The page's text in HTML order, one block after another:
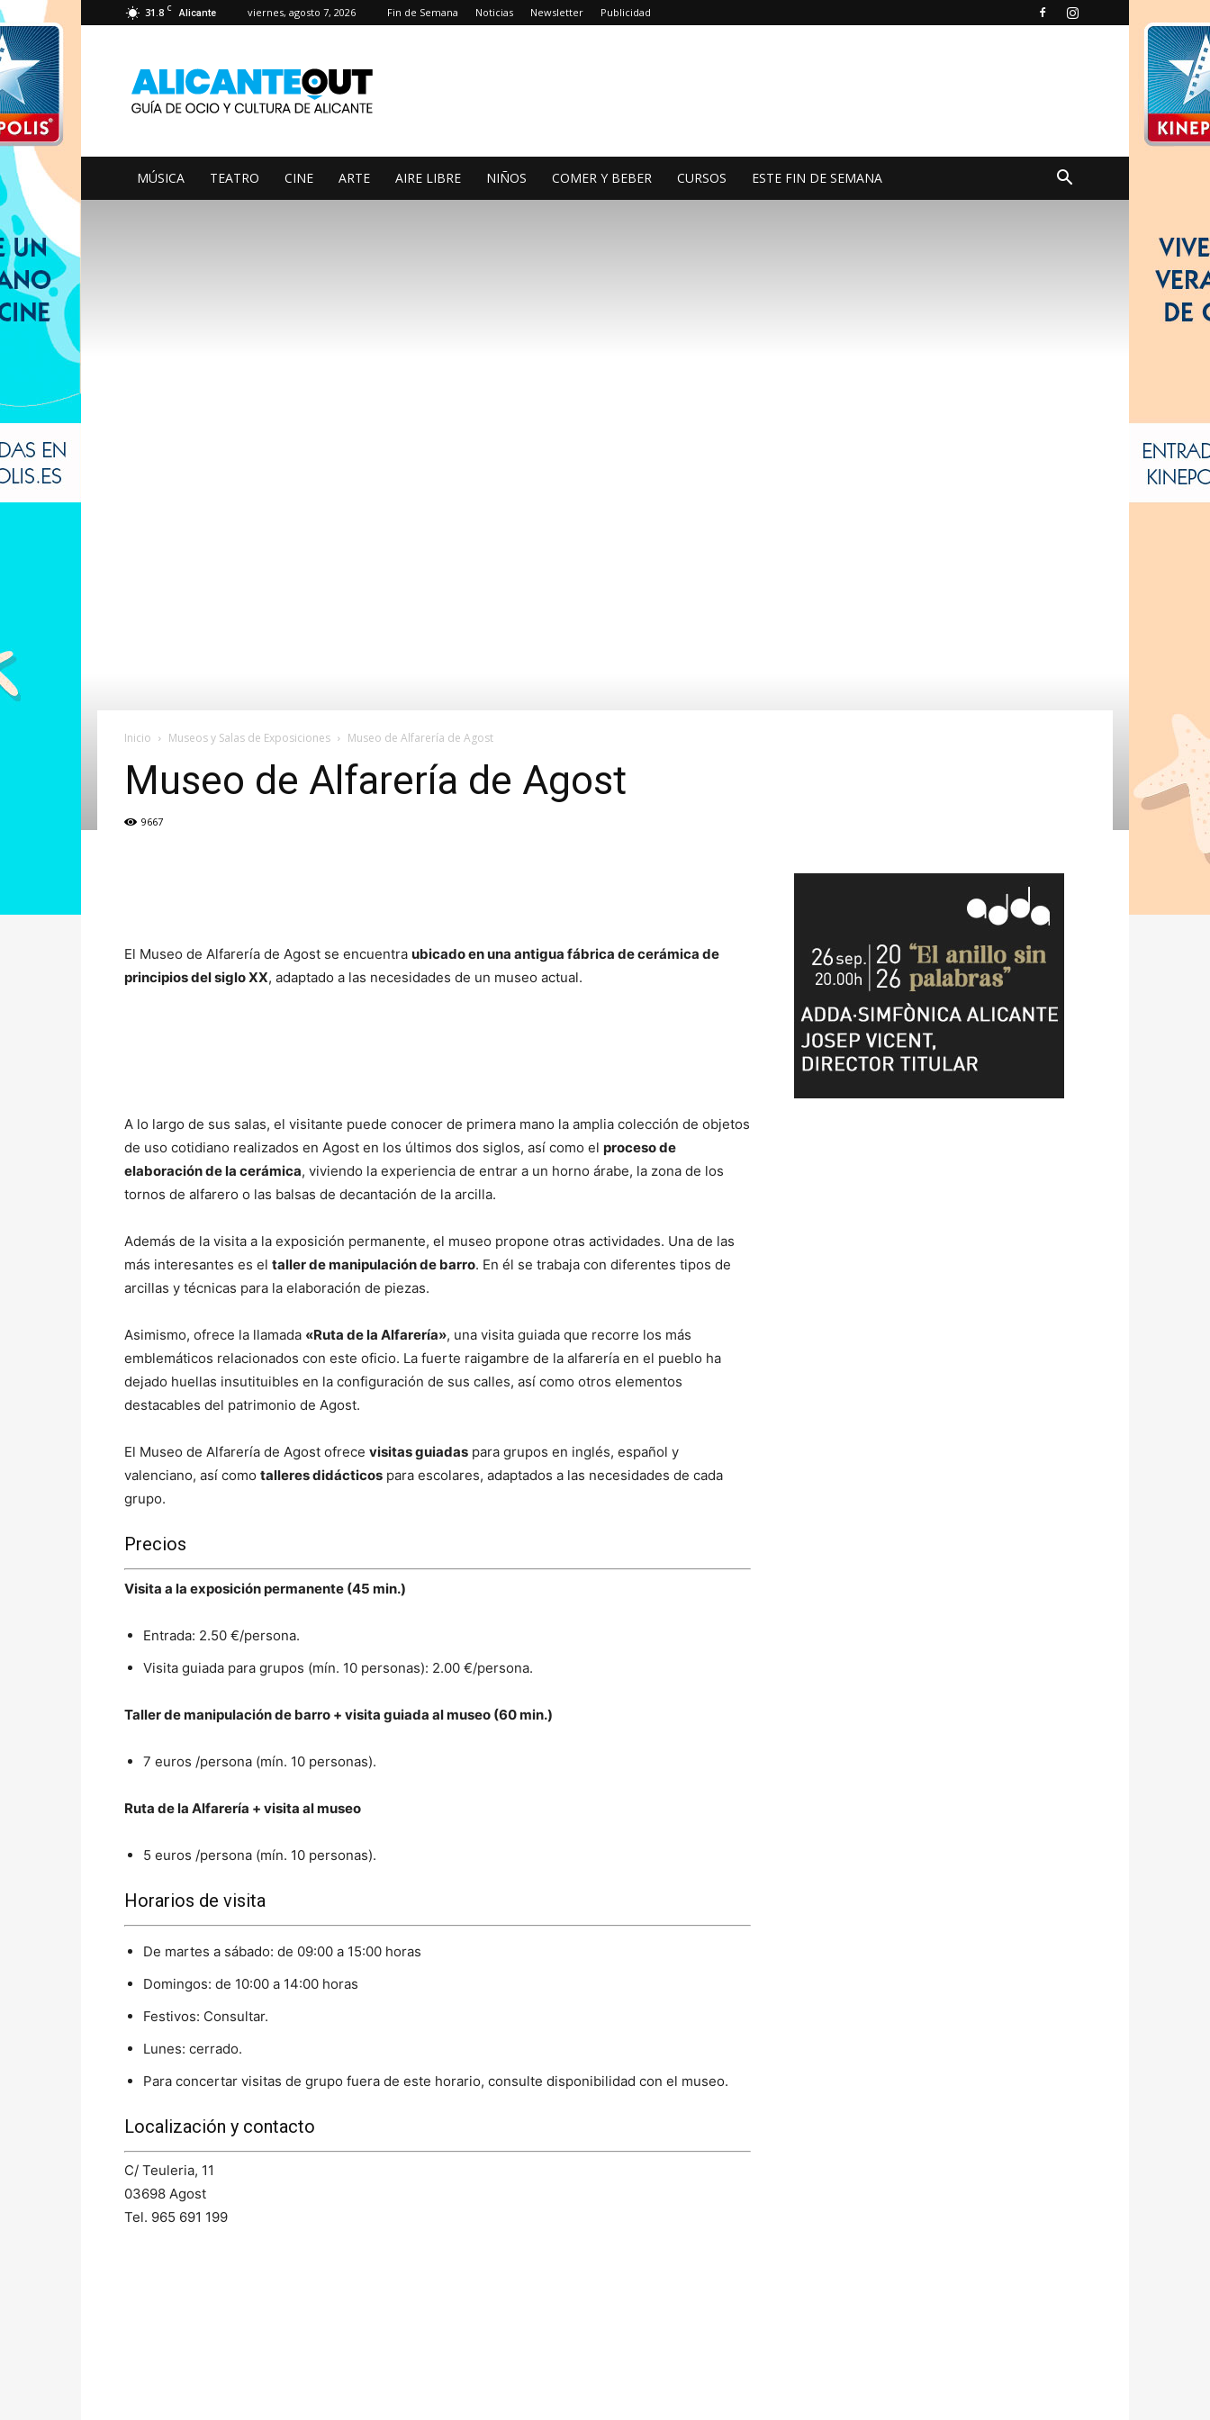
31.8 C Alicante viernes, agosto 7, 2026 Fin de Semana Noticias Newsletter Publicidad
MÚSICA TEATRO CINE ARTE AIRE LIBRE NIÑOS COMER Y BEBER CURSOS ESTE FIN DE SEMANA
Inicio Museos y Salas de Exposiciones Museo de Alfarería de Agost
Museo de Alfarería de Agost
9667
El Museo de Alfarería de Agost se encuentra ubicado en una antigua fábrica de cerámica de
principios del siglo XX, adaptado a las necesidades de un museo actual.
A lo largo de sus salas, el visitante puede conocer de primera mano la amplia colección de objetos
de uso cotidiano realizados en Agost en los últimos dos siglos, así como el proceso de
elaboración de la cerámica, viviendo la experiencia de entrar a un horno árabe, la zona de los
tornos de alfarero o las balsas de decantación de la arcilla.
Además de la visita a la exposición permanente, el museo propone otras actividades. Una de las
más interesantes es el taller de manipulación de barro. En él se trabaja con diferentes tipos de
arcillas y técnicas para la elaboración de piezas.
Asimismo, ofrece la llamada «Ruta de la Alfarería», una visita guiada que recorre los más
emblemáticos relacionados con este oficio. La fuerte raigambre de la alfarería en el pueblo ha
dejado huellas insutituibles en la configuración de sus calles, así como otros elementos
destacables del patrimonio de Agost.
El Museo de Alfarería de Agost ofrece visitas guiadas para grupos en inglés, español y
valenciano, así como talleres didácticos para escolares, adaptados a las necesidades de cada
grupo.
Precios
Visita a la exposición permanente (45 min.)
Entrada: 2.50 €/persona.
Visita guiada para grupos (mín. 10 personas): 2.00 €/persona.
Taller de manipulación de barro + visita guiada al museo (60 min.)
7 euros /persona (mín. 10 personas).
Ruta de la Alfarería + visita al museo
5 euros /persona (mín. 10 personas).
Horarios de visita
De martes a sábado: de 09:00 a 15:00 horas
Domingos: de 10:00 a 14:00 horas
Festivos: Consultar.
Lunes: cerrado.
Para concertar visitas de grupo fuera de este horario, consulte disponibilidad con el museo.
Localización y contacto
C/ Teuleria, 11
03698 Agost
Tel. 965 691 199